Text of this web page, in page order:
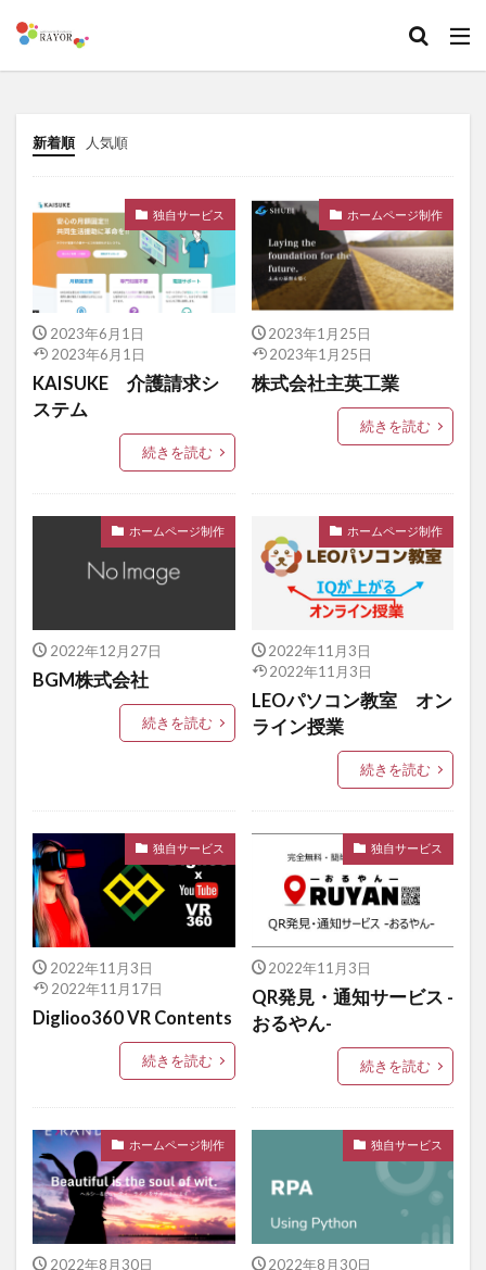
新着順 人気順
独自サービス
2023年6月1日
2023年6月1日
KAISUKE 介護請求シ
ステム
続きを読む
ホームページ制作
2023年1月25日
2023年1月25日
株式会社主英工業
続きを読む
ホームページ制作
2022年12月27日
BGM株式会社
続きを読む
ホームページ制作
2022年11月3日
2022年11月3日
LEOパソコン教室 オン
ライン授業
続きを読む
独自サービス
2022年11月3日
2022年11月17日
Diglioo360 VR Contents
続きを読む
独自サービス
2022年11月3日
QR発見・通知サービス -
おるやん-
続きを読む
ホームページ制作
2022年8月30日
独自サービス
2022年8月30日